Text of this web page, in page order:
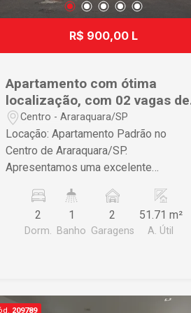
visita e venha conhecer este excelente
R$ 900,00 L
Apartamento com ótima
localização, com 02 vagas de
garagem.
Centro - Araraquara/SP
Locação: Apartamento Padrão no
Centro de Araraquara/SP.
Apresentamos uma excelente
apartamento padrão localizado no
bairro Centro de Araraquara. Com 02
dormitórios, sala, cozinha, banheiro
mercados, escolas, restaurantes,
2
Dorm.
1
Banho
2
Garagens
51.71 m²
A. Útil
209789